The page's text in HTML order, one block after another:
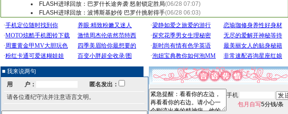
FLASH进球回放：巴罗什长途奔袭 怒射锁定胜局(06/28 07:07)
FLASH进球回放：波博斯基妙传 巴罗什挑射得手(06/28 06:03)
■ 我来说两句
用 户：
匿名发出：
请各位遵纪守法并注意语言文明。
手机
包月自写5分钱/条